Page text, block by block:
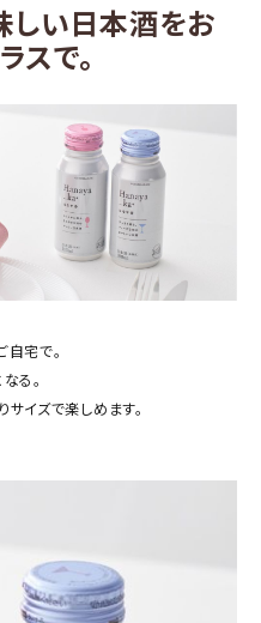
しい日本酒をお
スで。
宅で。
る。
イズで楽しめます。